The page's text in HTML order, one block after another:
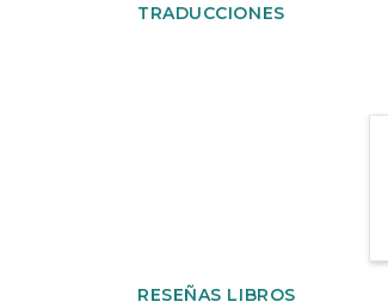
TRADUCCIONES
RESEÑAS LIBROS